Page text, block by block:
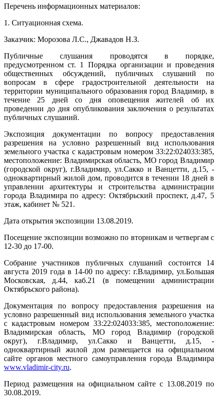
Перечень информационных материалов:
1. Ситуационная схема.
Заказчик: Морозова Л.С., Джавадов Н.З.
Публичные слушания проводятся в порядке,
предусмотренном ст. 1 Порядка организации и проведения
общественных обсуждений, публичных слушаний по
вопросам в сфере градостроительной деятельности на
территории муниципального образования город Владимир, в
течение 25 дней со дня оповещения жителей об их
проведении до дня опубликования заключения о результатах
публичных слушаний.
Экспозиция документации по вопросу предоставления
разрешения на условно разрешенный вид использования
земельного участка с кадастровым номером 33:22:024033:385,
местоположение: Владимирская область, МО город Владимир
(городской округ), г.Владимир, ул.Сакко и Ванцетти, д.15, -
одноквартирный жилой дом, проводится в течении 18 дней в
управлении архитектуры и строительства администрации
города Владимира по адресу: Октябрьский проспект, д.47, 5
этаж, кабинет № 521.
Дата открытия экспозиции 13.08.2019.
Посещение экспозиции возможно по вторникам и четвергам с
12-30 до 17-00.
Собрание участников публичных слушаний состоится 14
августа 2019 года в 14-00 по адресу: г.Владимир, ул.Большая
Московская, д.44, каб.21 (в помещении администрации
Октябрьского района).
Документация по вопросу предоставления разрешения на
условно разрешенный вид использования земельного участка
с кадастровым номером 33:22:024033:385, местоположение:
Владимирская область, МО город Владимир (городской
округ), г.Владимир, ул.Сакко и Ванцетти, д.15, -
одноквартирный жилой дом размещается на официальном
сайте органов местного самоуправления города Владимира
www.vladimir-city.ru.
Период размещения на официальном сайте с 13.08.2019 по
30.08.2019.